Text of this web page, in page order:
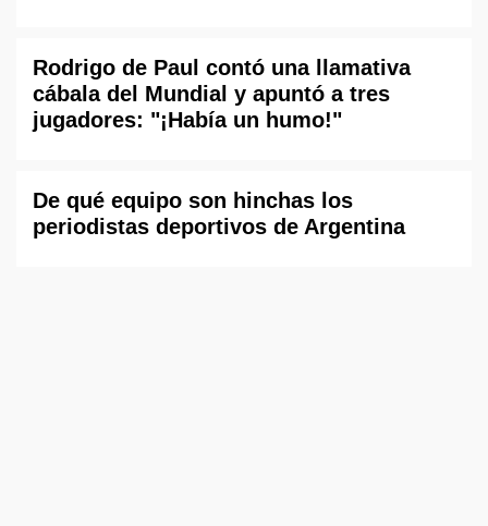
Rodrigo de Paul contó una llamativa
cábala del Mundial y apuntó a tres
jugadores: "¡Había un humo!"
De qué equipo son hinchas los
periodistas deportivos de Argentina